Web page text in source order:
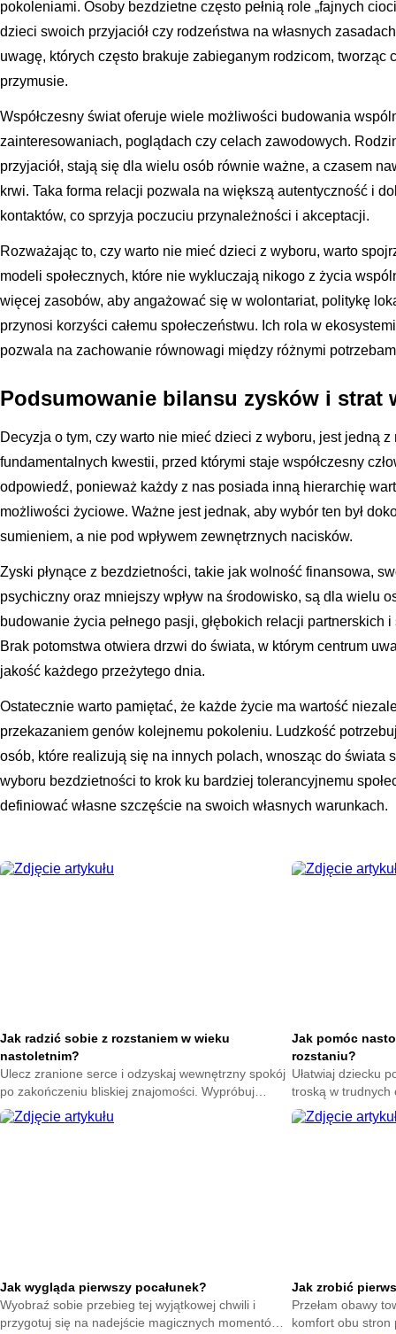
pokoleniami. Osoby bezdzietne często pełnią role „fajnych
dzieci swoich przyjaciół czy rodzeństwa na własnych
uwagę, których często brakuje zabieganym rodzicom, tworząc
przymusie.
Współczesny świat oferuje wiele możliwości budowania
zainteresowaniach, poglądach czy celach zawodowych.
przyjaciół, stają się dla wielu osób równie ważne, a czasem
krwi. Taka forma relacji pozwala na większą autentyczność i
kontaktów, co sprzyja poczuciu przynależności i akceptacji.
Rozważając to, czy warto nie mieć dzieci z wyboru, warto
modeli społecznych, które nie wykluczają nikogo z życia
więcej zasobów, aby angażować się w wolontariat, politykę
przynosi korzyści całemu społeczeństwu. Ich rola w
pozwala na zachowanie równowagi między różnymi
Podsumowanie bilansu zysków i strat
Decyzja o tym, czy warto nie mieć dzieci z wyboru, jest jedną
fundamentalnych kwestii, przed którymi staje współczesny
odpowiedź, ponieważ każdy z nas posiada inną hierarchię
możliwości życiowe. Ważne jest jednak, aby wybór ten był
sumieniem, a nie pod wpływem zewnętrznych nacisków.
Zyski płynące z bezdzietności, takie jak wolność finansowa,
psychiczny oraz mniejszy wpływ na środowisko, są dla wielu
budowanie życia pełnego pasji, głębokich relacji partnerskich
Brak potomstwa otwiera drzwi do świata, w którym centrum
jakość każdego przeżytego dnia.
Ostatecznie warto pamiętać, że każde życie ma wartość
przekazaniem genów kolejnemu pokoleniu. Ludzkość
osób, które realizują się na innych polach, wnosząc do świata
wyboru bezdzietności to krok ku bardziej tolerancyjnemu
definiować własne szczęście na swoich własnych warunkach.
Jak radzić sobie z rozstaniem w wieku
nastoletnim?
Ulecz zranione serce i odzyskaj wewnętrzny spokój
po zakończeniu bliskiej znajomości. Wypróbuj
skuteczne techniki na poprawę nastroju każdego
dnia.
Jak pomóc
rozstaniu?
Ułatwiaj dziecku
troską w trudnych
sposoby na
Jak wygląda pierwszy pocałunek?
Wyobraź sobie przebieg tej wyjątkowej chwili i
przygotuj się na nadejście magicznych momentów.
Jak zrobić
Przełam obawy
komfort obu stron